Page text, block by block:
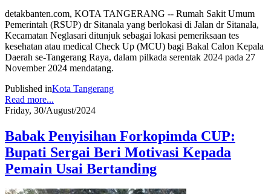
detakbanten.com, KOTA TANGERANG -- Rumah Sakit Umum
Pemerintah (RSUP) dr Sitanala yang berlokasi di Jalan dr Sitanala,
Kecamatan Neglasari ditunjuk sebagai lokasi pemeriksaan tes
kesehatan atau medical Check Up (MCU) bagi Bakal Calon Kepala
Daerah se-Tangerang Raya, dalam pilkada serentak 2024 pada 27
November 2024 mendatang.
Published inKota Tangerang
Read more...
Friday, 30/August/2024
Babak Penyisihan Forkopimda CUP:
Bupati Sergai Beri Motivasi Kepada
Pemain Usai Bertanding